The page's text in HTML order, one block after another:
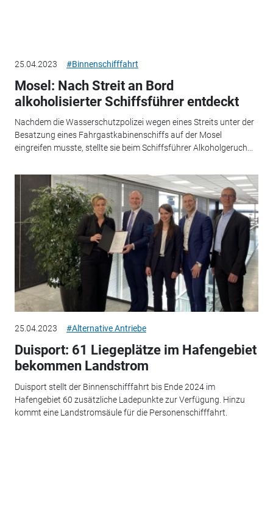
25.04.2023 #Binnenschifffahrt
Mosel: Nach Streit an Bord
alkoholisierter Schiffsführer entdeckt
Nachdem die Wasserschutzpolizei wegen eines Streits unter der
Besatzung eines Fahrgastkabinenschiffs auf der Mosel
eingreifen musste, stellte sie beim Schiffsführer Alkoholgeruch...
25.04.2023 #Alternative Antriebe
Duisport: 61 Liegeplätze im Hafengebiet
bekommen Landstrom
Duisport stellt der Binnenschifffahrt bis Ende 2024 im
Hafengebiet 60 zusätzliche Ladepunkte zur Verfügung. Hinzu
kommt eine Landstromsäule für die Personenschifffahrt.